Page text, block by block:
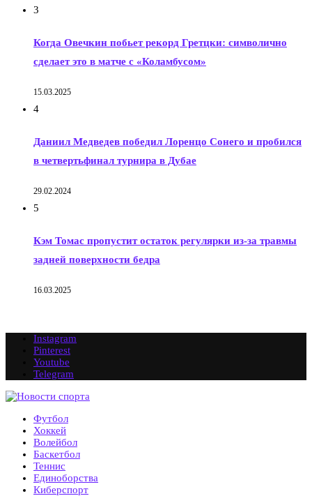
3
Когда Овечкин побьет рекорд Гретцки: символично
сделает это в матче с «Коламбусом»
15.03.2025
4
Даниил Медведев победил Лоренцо Сонего и пробился
в четвертьфинал турнира в Дубае
29.02.2024
5
Кэм Томас пропустит остаток регулярки из-за травмы
задней поверхности бедра
16.03.2025
Instagram
Pinterest
Youtube
Telegram
Футбол
Хоккей
Волейбол
Баскетбол
Теннис
Единоборства
Киберспорт